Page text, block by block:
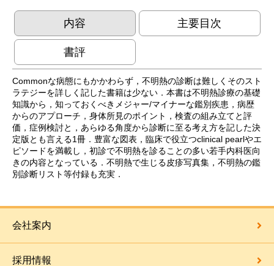
内容 主要目次
書評
Commonな病態にもかかわらず，不明熱の診断は難しくそのスト
ラテジーを詳しく記した書籍は少ない．本書は不明熱診療の基礎
知識から，知っておくべきメジャー/マイナーな鑑別疾患，病歴
からのアプローチ，身体所見のポイント，検査の組み立てと評
価，症例検討と，あらゆる角度から診断に至る考え方を記した決
定版とも言える1冊．豊富な図表，臨床で役立つclinical pearlやエ
ピソードを満載し，初診で不明熱を診ることの多い若手内科医向
きの内容となっている．不明熱で生じる皮疹写真集，不明熱の鑑
別診断リスト等付録も充実．
会社案内
採用情報